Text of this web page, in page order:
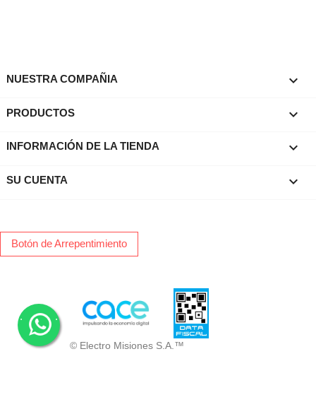
NUESTRA COMPAÑIA 
PRODUCTOS 
INFORMACIÓN DE LA TIENDA keyboard_arrow_down
SU CUENTA 
Botón de Arrepentimiento
© Electro Misiones S.A.™
. .